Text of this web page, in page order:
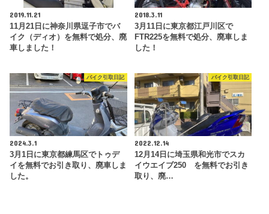
2019.11.21
11月21日に神奈川県逗子市でバ
イク（ディオ）を無料で処分、廃
車しました！
2018.3.11
3月11日に東京都江戸川区で
FTR225を無料で処分、廃車しま
した！
バイク引取日記
2024.3.1
3月1日に東京都練馬区でトゥデ
イを無料でお引き取り、廃車しま
した。
バイク引取日記
2022.12.14
12月14日に埼玉県和光市でスカ
イウエイブ250 を無料でお引き
取り、廃…